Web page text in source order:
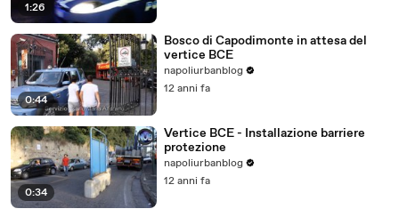
1:26
0:44
Bosco di Capodimonte in attesa del
vertice BCE
napoliurbanblog
12 anni fa
0:34
Vertice BCE - Installazione barriere
protezione
napoliurbanblog
12 anni fa